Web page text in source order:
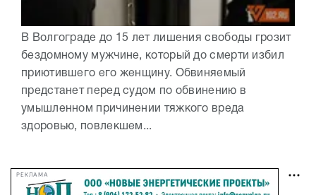
В Волгограде до 15 лет лишения свободы грозит
бездомному мужчине, который до смерти избил
приютившего его женщину. Обвиняемый
предстанет перед судом по обвинению в
умышленном причинении тяжкого вреда
здоровью, повлекшем...
РЕКЛАМА